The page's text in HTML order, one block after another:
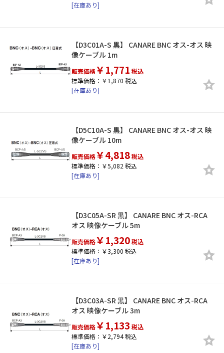
[在庫あり]
【D3C01A-S 黒】 CANARE BNC オス-オス 映
像ケーブル 1m
販売価格￥1,771 税込
標準価格：￥1,870 税込
[在庫あり]
【D5C10A-S 黒】 CANARE BNC オス-オス 映
像ケーブル 10m
販売価格￥4,818税込
標準価格：￥5,082 税込
[在庫あり]
【D3C05A-SR 黒】 CANARE BNC オス-RCA
オス 映像ケーブル 5m
販売価格￥1,320税込
標準価格：￥3,300 税込
[在庫あり]
【D3C03A-SR 黒】 CANARE BNC オス-RCA
オス 映像ケーブル 3m
販売価格￥1,133 税込
標準価格：￥2,794 税込
[在庫あり]